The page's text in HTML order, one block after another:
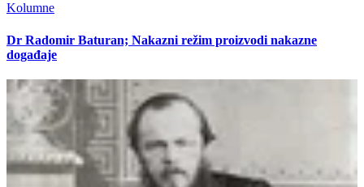
Kolumne
Dr Radomir Baturan; Nakazni režim proizvodi nakazne
događaje